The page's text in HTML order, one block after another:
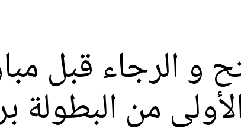
و الرجاء قبل
من البطولة